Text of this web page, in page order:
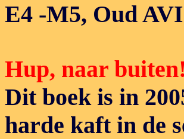
E4 -M5, Oud
Hup, naar buiten!
Dit boek is in
harde kaft in de